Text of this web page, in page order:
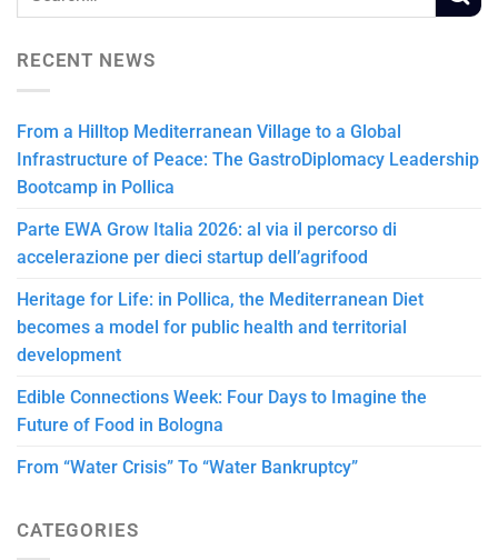
RECENT NEWS
From a Hilltop Mediterranean Village to a Global
Infrastructure of Peace: The GastroDiplomacy Leadership
Bootcamp in Pollica
Parte EWA Grow Italia 2026: al via il percorso di
accelerazione per dieci startup dell’agrifood
Heritage for Life: in Pollica, the Mediterranean Diet
becomes a model for public health and territorial
development
Edible Connections Week: Four Days to Imagine the
Future of Food in Bologna
From “Water Crisis” To “Water Bankruptcy”
CATEGORIES